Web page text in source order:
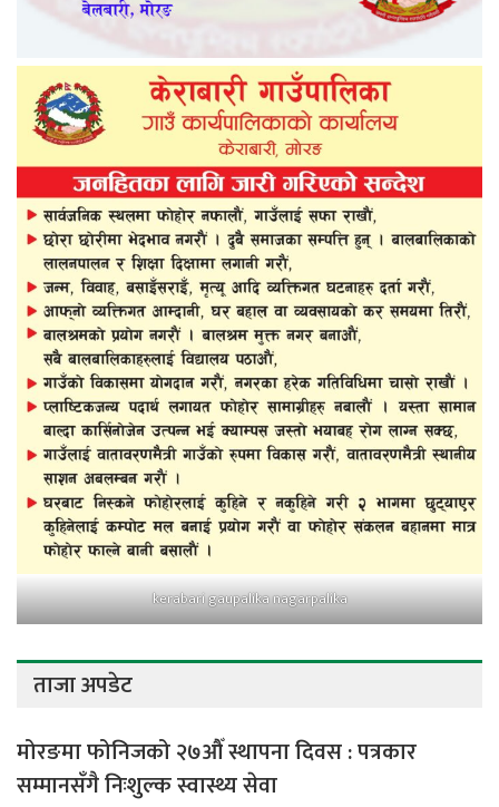
kerabari gaupalika nagarpalika
ताजा अपडेट
मोरङमा फोनिजको २७औँ स्थापना दिवस : पत्रकार
सम्मानसँगै निःशुल्क स्वास्थ्य सेवा